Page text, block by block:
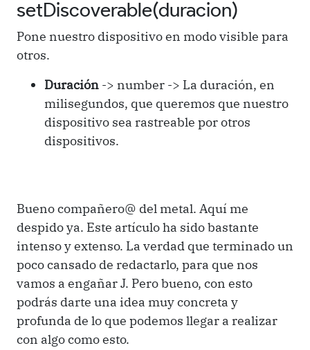
setDiscoverable(duracion)
Pone nuestro dispositivo en modo visible para
otros.
Duración -> number -> La duración, en
milisegundos, que queremos que nuestro
dispositivo sea rastreable por otros
dispositivos.
Bueno compañero@ del metal. Aquí me
despido ya. Este artículo ha sido bastante
intenso y extenso. La verdad que terminado un
poco cansado de redactarlo, para que nos
vamos a engañar J. Pero bueno, con esto
podrás darte una idea muy concreta y
profunda de lo que podemos llegar a realizar
con algo como esto.